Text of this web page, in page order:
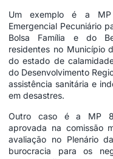
Um exemplo é a
Emergencial Pecuniário
Bolsa Família e do
residentes no Município
do estado de
do Desenvolvimento
assistência sanitária e
em desastres.
Outro caso é a MP
aprovada na comissão
avaliação no Plenário
burocracia para os